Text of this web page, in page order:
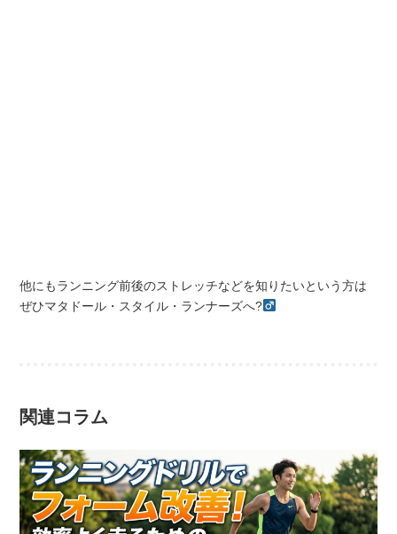
他にもランニング前後のストレッチなどを知りたいという方は
ぜひマタドール・スタイル・ランナーズへ?‍
関連コラム